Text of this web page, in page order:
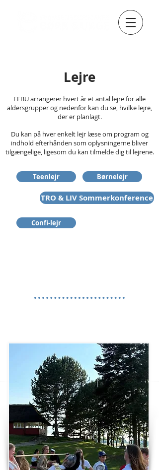
Lejre
EFBU arrangerer hvert år et antal lejre for alle
aldersgrupper og nedenfor kan du se, hvilke lejre,
der er planlagt.
Du kan på hver enkelt lejr læse om program og
indhold efterhånden som oplysningerne bliver
tilgængelige, ligesom du kan tilmelde dig til lejrene.
Teenlejr Børnelejr
TRO & LIV Sommerkonference
Confi-lejr